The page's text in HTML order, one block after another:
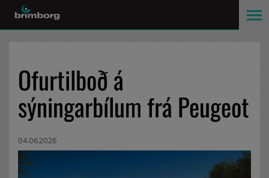
Ofurtilboð á
sýningarbílum frá Peugeot
04.06.2026